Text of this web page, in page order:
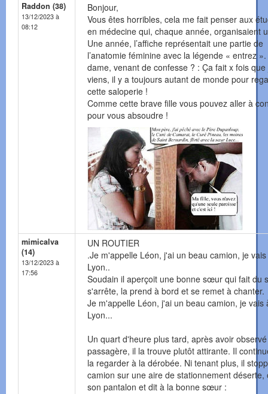
Raddon (38)
13/12/2023 à
08:12
Bonjour,
Vous êtes horribles, cela me fait penser aux
en médecine qui, chaque année, organisaient
Une année, l’affiche représentait une partie de
l’anatomie féminine avec la légende « entrez
dame, venant de confesse ? : Ça fait x fois que
viens, il y a toujours autant de monde pour
cette saloperie !
Comme cette brave fille vous pouvez aller à
pour vous absoudre !
mimicalva
(14)
13/12/2023 à
17:56
UN ROUTIER
.Je m'appelle Léon, j'ai un beau camion, je
Lyon..
Soudain il aperçoit une bonne sœur qui fait du
s'arrête, la prend à bord et se remet à chanter.
Je m'appelle Léon, j'ai un beau camion, je vais
Lyon...
Un quart d'heure plus tard, après avoir
passagère, il la trouve plutôt attirante. Il
la regarder à la dérobée. Ni tenant plus, il
camion sur une aire de stationnement déserte,
son pantalon et dit à la bonne sœur :